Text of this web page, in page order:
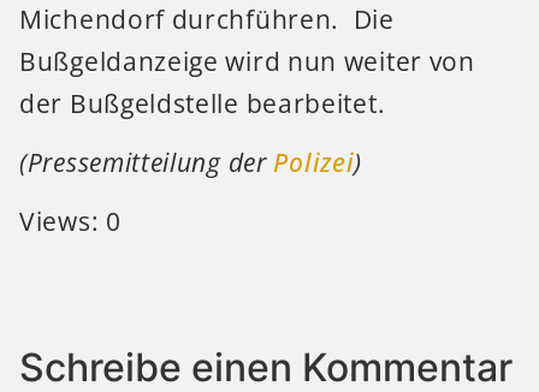
Michendorf durchführen. Die
Bußgeldanzeige wird nun weiter von
der Bußgeldstelle bearbeitet.
(Pressemitteilung der Polizei)
Views: 0
Schreibe einen Kommentar